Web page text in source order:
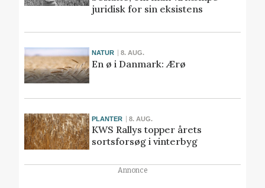
juridisk for sin eksistens
NATUR 8. AUG.
En ø i Danmark: Ærø
PLANTER 8. AUG.
KWS Rallys topper årets
sortsforsøg i vinterbyg
Annonce